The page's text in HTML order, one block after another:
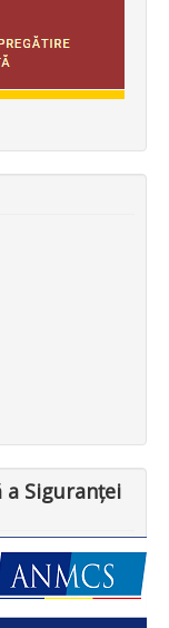
Siguranței